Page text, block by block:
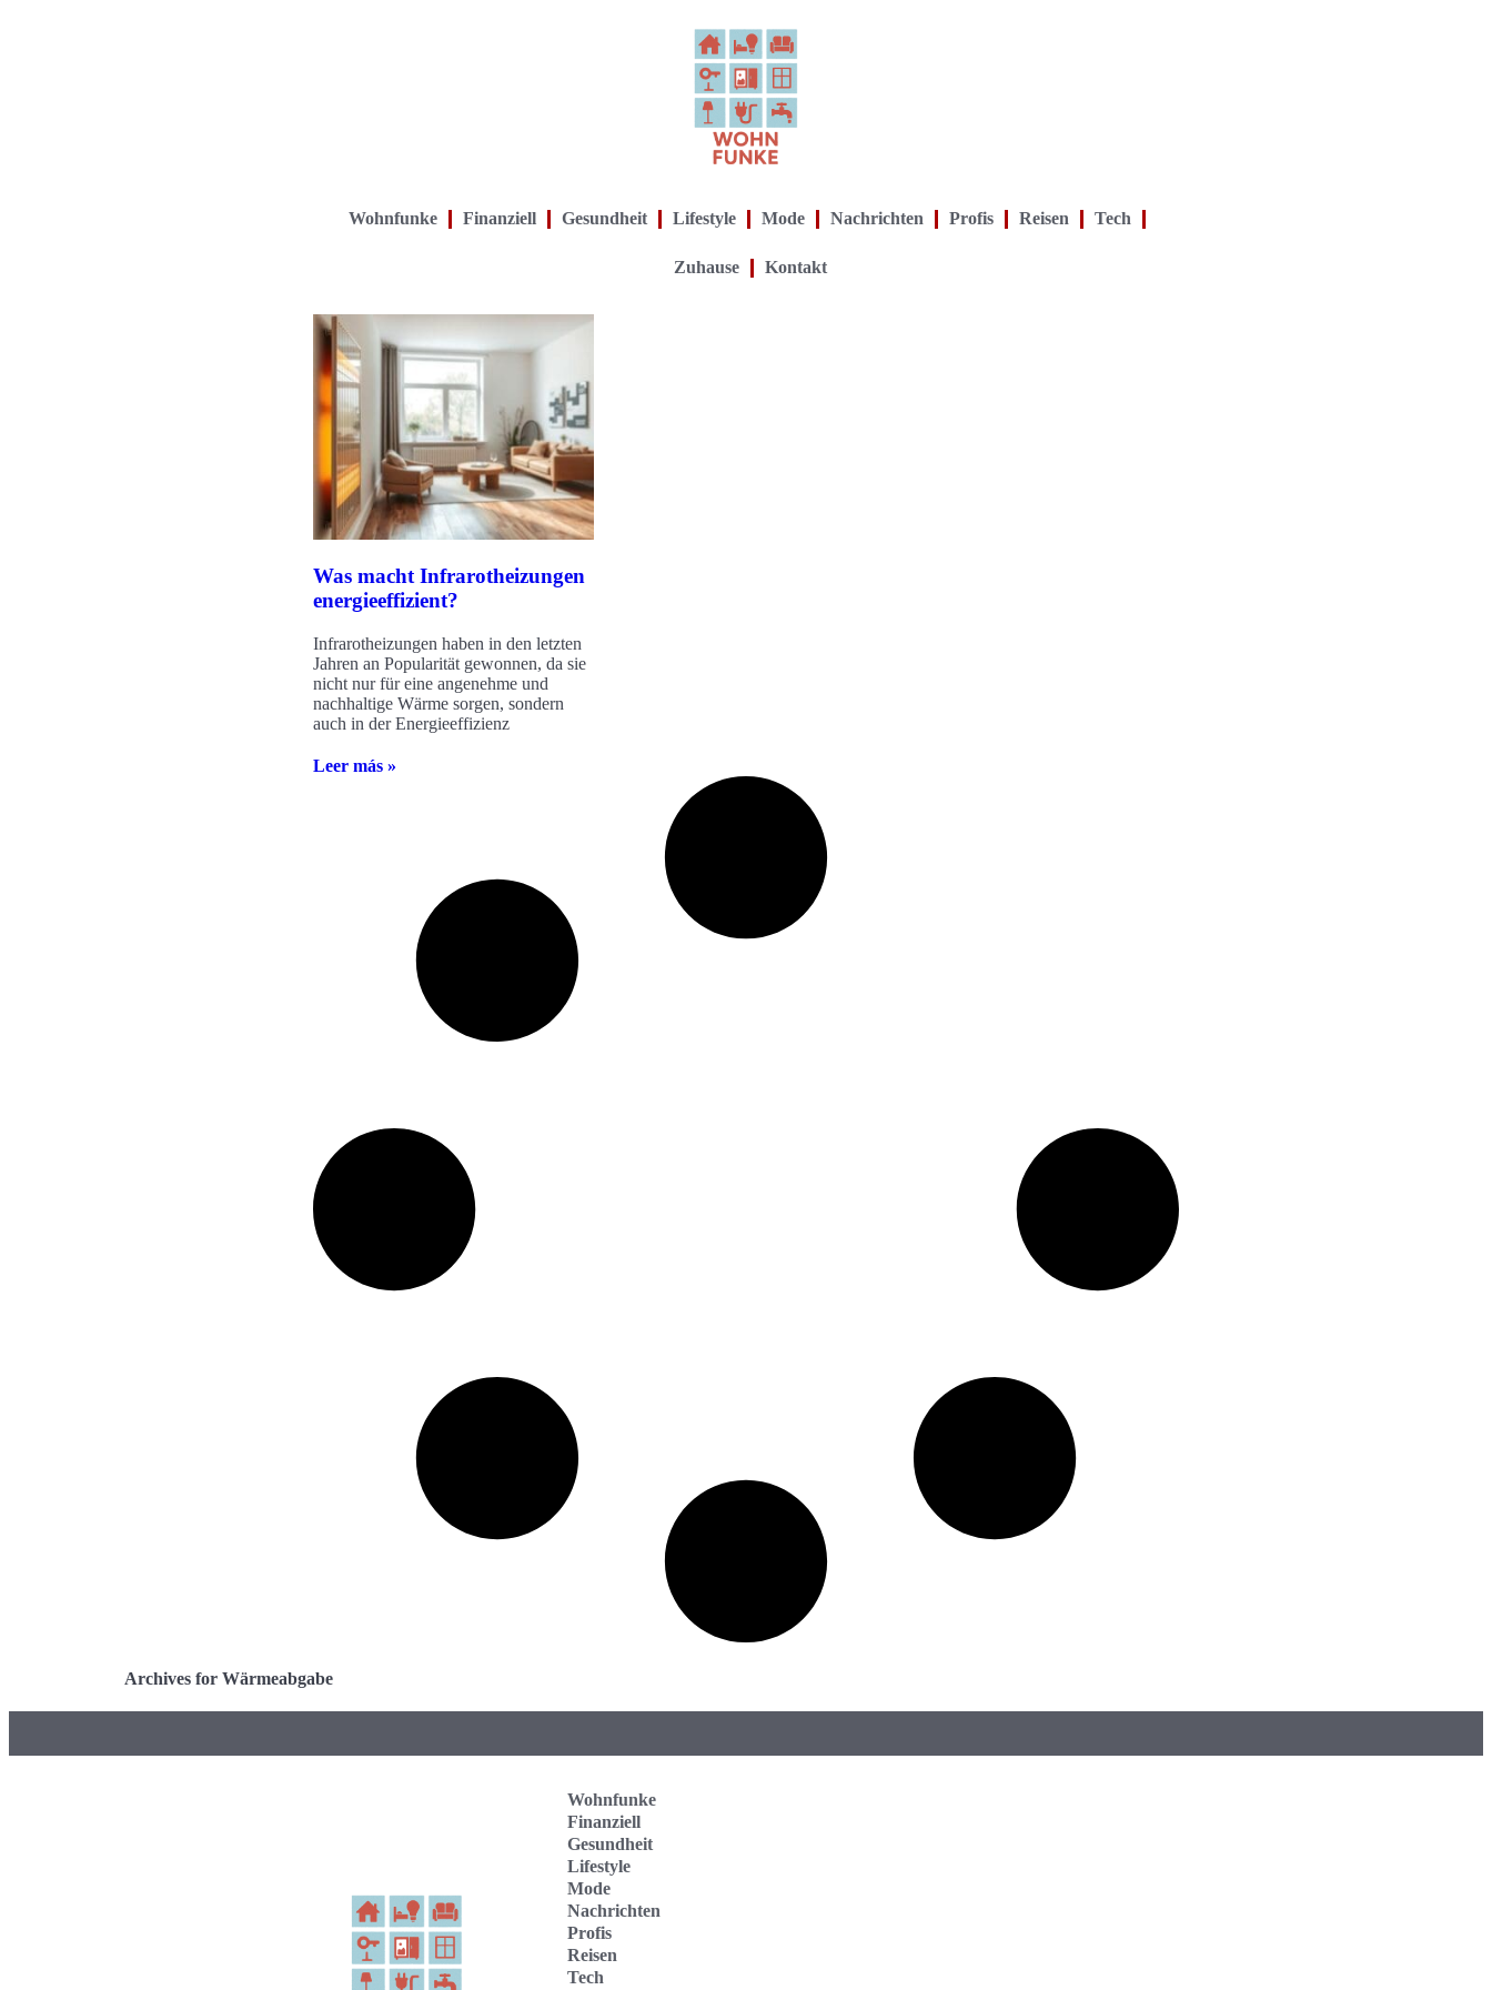
Wohnfunke Finanziell Gesundheit Lifestyle Mode Nachrichten Profis Reisen Tech
Zuhause Kontakt
Was macht Infrarotheizungen
energieeffizient?
Infrarotheizungen haben in den letzten
Jahren an Popularität gewonnen, da sie
nicht nur für eine angenehme und
nachhaltige Wärme sorgen, sondern
auch in der Energieeffizienz
Leer más »
Archives for Wärmeabgabe
Wohnfunke
Finanziell
Gesundheit
Lifestyle
Mode
Nachrichten
Profis
Reisen
Tech